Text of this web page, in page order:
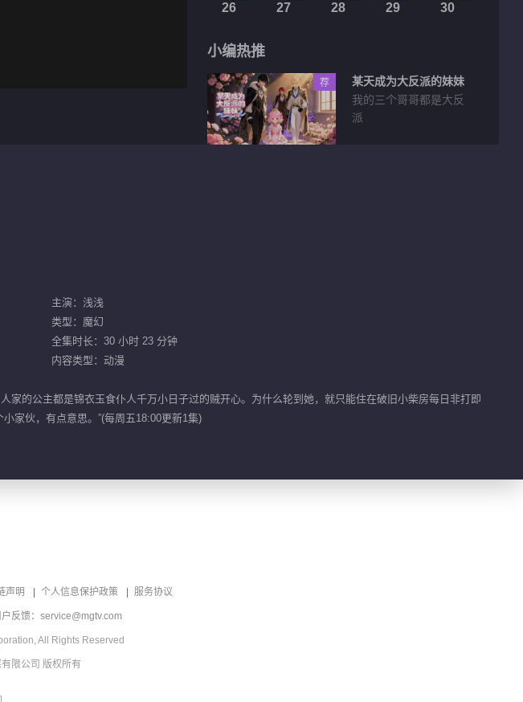
26 27 28 29 30
小编热推
荐
某天成为大反派的妹妹
我的三个哥哥都是大反
派
妹妹下战帖
主演：浅浅
类型：魔幻
全集时长：30 小时 23 分钟
内容类型：动漫
的公主都是锦衣玉食仆人千万小日子过的贼开心。为什么轮到她，就只能住在破旧小柴房每日非打即
家伙，有点意思。”(每周五18:00更新1集)
声明 个人信息保护政策 服务协议
户反馈：service@mgtv.com
All Rights Reserved
限公司 版权所有